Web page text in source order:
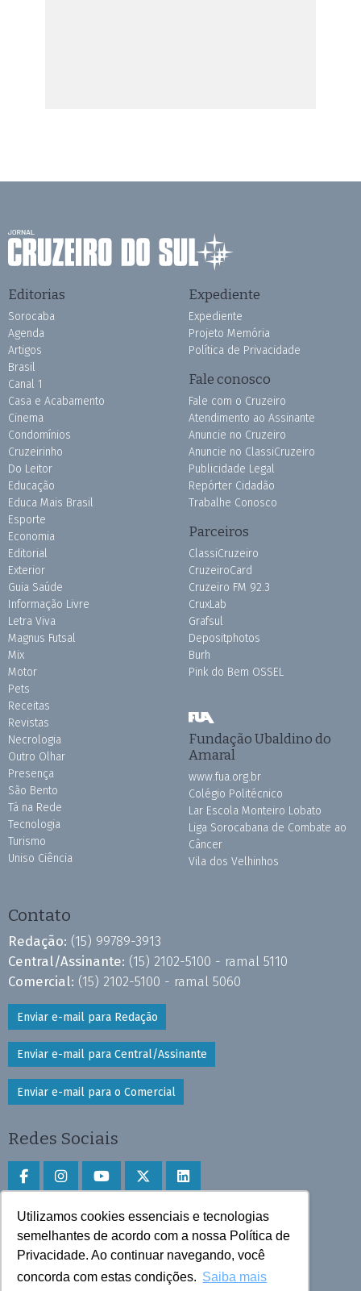
Utilizamos cookies essenciais e tecnologias
semelhantes de acordo com a nossa Política de
Privacidade. Ao continuar navegando, você
concorda com estas condições. Saiba mais
Editorias
Sorocaba
Agenda
Artigos
Brasil
Canal 1
Casa e Acabamento
Cinema
Condomínios
Cruzeirinho
Do Leitor
Educação
Educa Mais Brasil
Esporte
Economia
Editorial
Exterior
Guia Saúde
Informação Livre
Letra Viva
Magnus Futsal
Mix
Motor
Pets
Receitas
Revistas
Necrologia
Outro Olhar
Presença
São Bento
Tá na Rede
Tecnologia
Turismo
Uniso Ciência
Expediente
Expediente
Projeto Memória
Política de Privacidade
Fale conosco
Fale com o Cruzeiro
Atendimento ao Assinante
Anuncie no Cruzeiro
Anuncie no ClassiCruzeiro
Publicidade Legal
Repórter Cidadão
Trabalhe Conosco
Parceiros
ClassiCruzeiro
CruzeiroCard
Cruzeiro FM 92.3
CruxLab
Grafsul
Depositphotos
Burh
Pink do Bem OSSEL
Fundação Ubaldino do
Amaral
www.fua.org.br
Colégio Politécnico
Lar Escola Monteiro Lobato
Liga Sorocabana de Combate ao
Câncer
Vila dos Velhinhos
Contato
Redação: (15) 99789-3913
Central/Assinante: (15) 2102-5100 - ramal 5110
Comercial: (15) 2102-5100 - ramal 5060
Enviar e-mail para Redação
Enviar e-mail para Central/Assinante
Enviar e-mail para o Comercial
Redes Sociais
Faça download do aplicativo
Play Store e App Store